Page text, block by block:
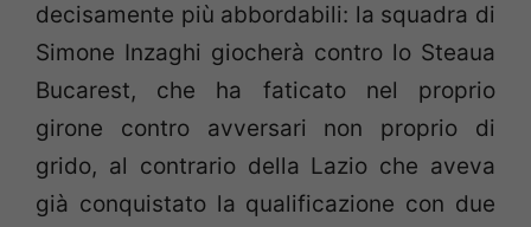
decisamente più abbordabili: la squadra di
Simone Inzaghi giocherà contro lo Steaua
Bucarest, che ha faticato nel proprio
girone contro avversari non proprio di
grido, al contrario della Lazio che aveva
già conquistato la qualificazione con due